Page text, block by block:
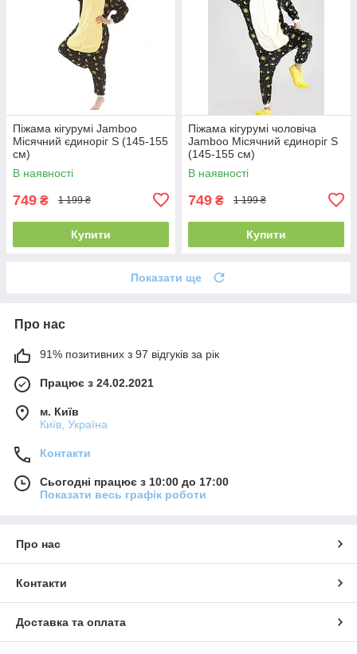
Піжама кігурумі Jamboo
Місячний єдиноріг S (145-155
см)
В наявності
749 ₴ 1 199 ₴
Купити
Піжама кігурумі чоловіча
Jamboo Місячний єдиноріг S
(145-155 см)
В наявності
749 ₴ 1 199 ₴
Купити
Показати ще
Про нас
91% позитивних з 97 відгуків за рік
Працює з 24.02.2021
м. Київ
Київ, Україна
Контакти
Сьогодні працює з 10:00 до 17:00
Показати весь графік роботи
Про нас
Контакти
Доставка та оплата